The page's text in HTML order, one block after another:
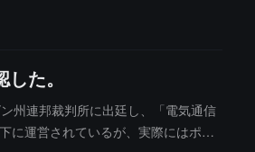
欺はアメリカ、ヨーロッパ、アジ
た。
州連邦裁判所に出廷し、「電気通信
に運営されているが、実際にはポン